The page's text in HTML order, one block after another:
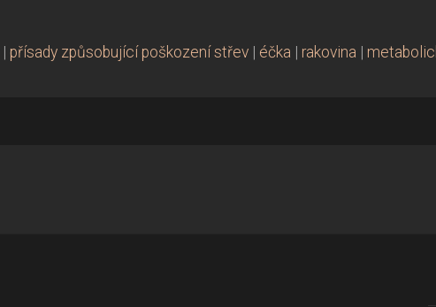
přísady způsobující poškození střev éčka rakovina